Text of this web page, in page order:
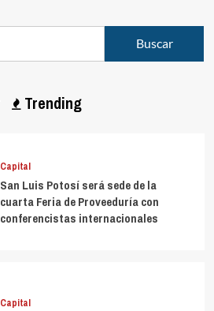
Trending
Capital
San Luis Potosí será sede de la
cuarta Feria de Proveeduría con
conferencistas internacionales
Capital